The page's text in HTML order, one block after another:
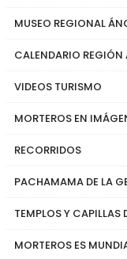
MUSEO REGIONAL
CALENDARIO
VIDEOS TURISMO
MORTEROS EN
RECORRIDOS
PACHAMAMA DE LA
TEMPLOS Y CAPILLAS
MORTEROS ES